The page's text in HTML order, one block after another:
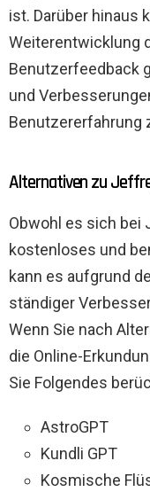
ist. Darüber hinaus
Weiterentwicklung
Benutzerfeedback
und
Benutzererfahrung
Alternativen zu
Obwohl es sich bei
kostenloses und
kann es aufgrund
ständiger
Wenn Sie nach
die Online-
Sie Folgendes
AstroGPT
Kundli GPT
Kosmische